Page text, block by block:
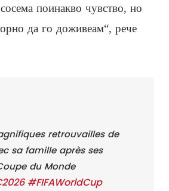
поинакво чувство, но
да го доживеам“, рече
retrouvailles de
sa famille après ses
du Monde
#FIFAWorldCup